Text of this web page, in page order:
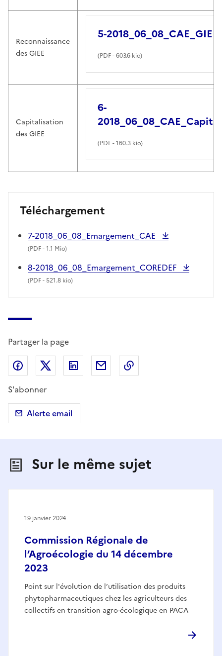
Reconnaissance
des GIEE
5-2018_06_08_CAE_GIEE
(PDF- 603.6 kio)
Capitalisation
des GIEE
6-
(PDF- 160.3 kio)
Téléchargement
7-2018_06_08_Emargement_CAE
(PDF- 1.1 Mio)
8-2018_06_08_Emargement_COREDEF
(PDF- 521.8 kio)
Partager la page
Partager sur Facebook
Partager sur X (anciennement Twitter)
Partager sur LinkedIn
Partager par email
S'abonner
Alerte email
Sur le même sujet
Commission Régionale de
l’Agroécologie du 14 décembre
2023
Point sur l'évolution de l’utilisation des produits
phytopharmaceutiques chez les agriculteurs des
collectifs en transition agro-écologique en PACA
19 janvier 2024